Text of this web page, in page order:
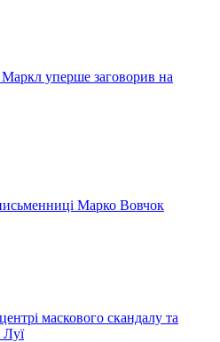
уперше заговорив на
Марко Вовчок
маскового скандалу та
Луї